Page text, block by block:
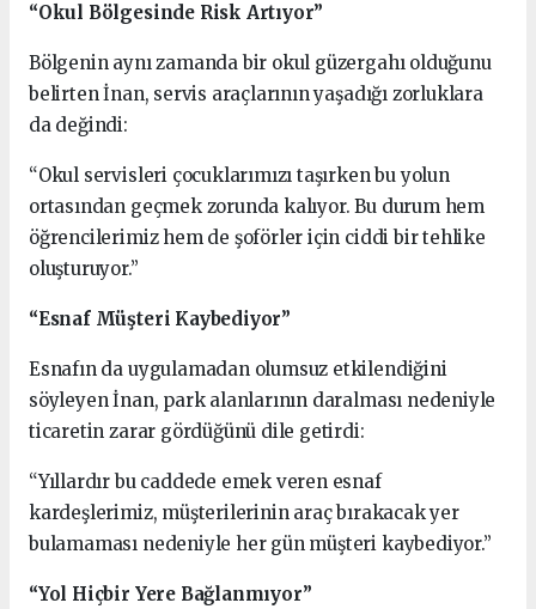
“Okul Bölgesinde Risk Artıyor”
Bölgenin aynı zamanda bir okul güzergahı olduğunu
belirten İnan, servis araçlarının yaşadığı zorluklara
da değindi:
“Okul servisleri çocuklarımızı taşırken bu yolun
ortasından geçmek zorunda kalıyor. Bu durum hem
öğrencilerimiz hem de şoförler için ciddi bir tehlike
oluşturuyor.”
“Esnaf Müşteri Kaybediyor”
Esnafın da uygulamadan olumsuz etkilendiğini
söyleyen İnan, park alanlarının daralması nedeniyle
ticaretin zarar gördüğünü dile getirdi:
“Yıllardır bu caddede emek veren esnaf
kardeşlerimiz, müşterilerinin araç bırakacak yer
bulamaması nedeniyle her gün müşteri kaybediyor.”
“Yol Hiçbir Yere Bağlanmıyor”